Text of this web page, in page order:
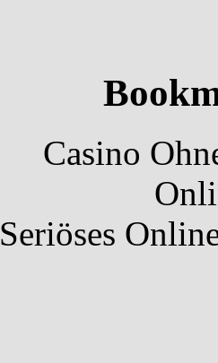
Casino
Seriöses